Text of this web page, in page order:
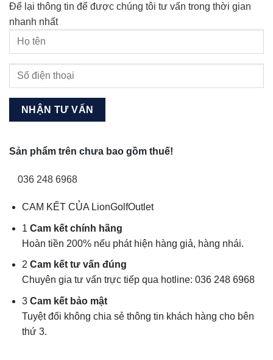
lượng
Để lại thông tin để được chúng tôi tư vấn trong thời gian
nhanh nhất
Sản phẩm trên chưa bao gồm thuế!
036 248 6968
CAM KẾT CỦA LionGolfOutlet
1 Cam kết chính hãng
Hoàn tiền 200% nếu phát hiện hàng giả, hàng nhái.
2 Cam kết tư vấn đúng
Chuyên gia tư vấn trực tiếp qua hotline: 036 248 6968
3 Cam kết bảo mật
Tuyệt đối không chia sẻ thông tin khách hàng cho bên
thứ 3.